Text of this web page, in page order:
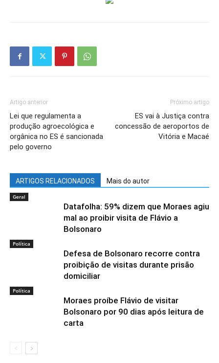
Artigo anterior
Lei que regulamenta a
produção agroecológica e
orgânica no ES é sancionada
pelo governo
Próximo artigo
ES vai à Justiça contra
concessão de aeroportos de
Vitória e Macaé
ARTIGOS RELACIONADOS Mais do autor
Geral
Datafolha: 59% dizem que Moraes agiu
mal ao proibir visita de Flávio a
Bolsonaro
Política
Defesa de Bolsonaro recorre contra
proibição de visitas durante prisão
domiciliar
Política
Moraes proíbe Flávio de visitar
Bolsonaro por 90 dias após leitura de
carta